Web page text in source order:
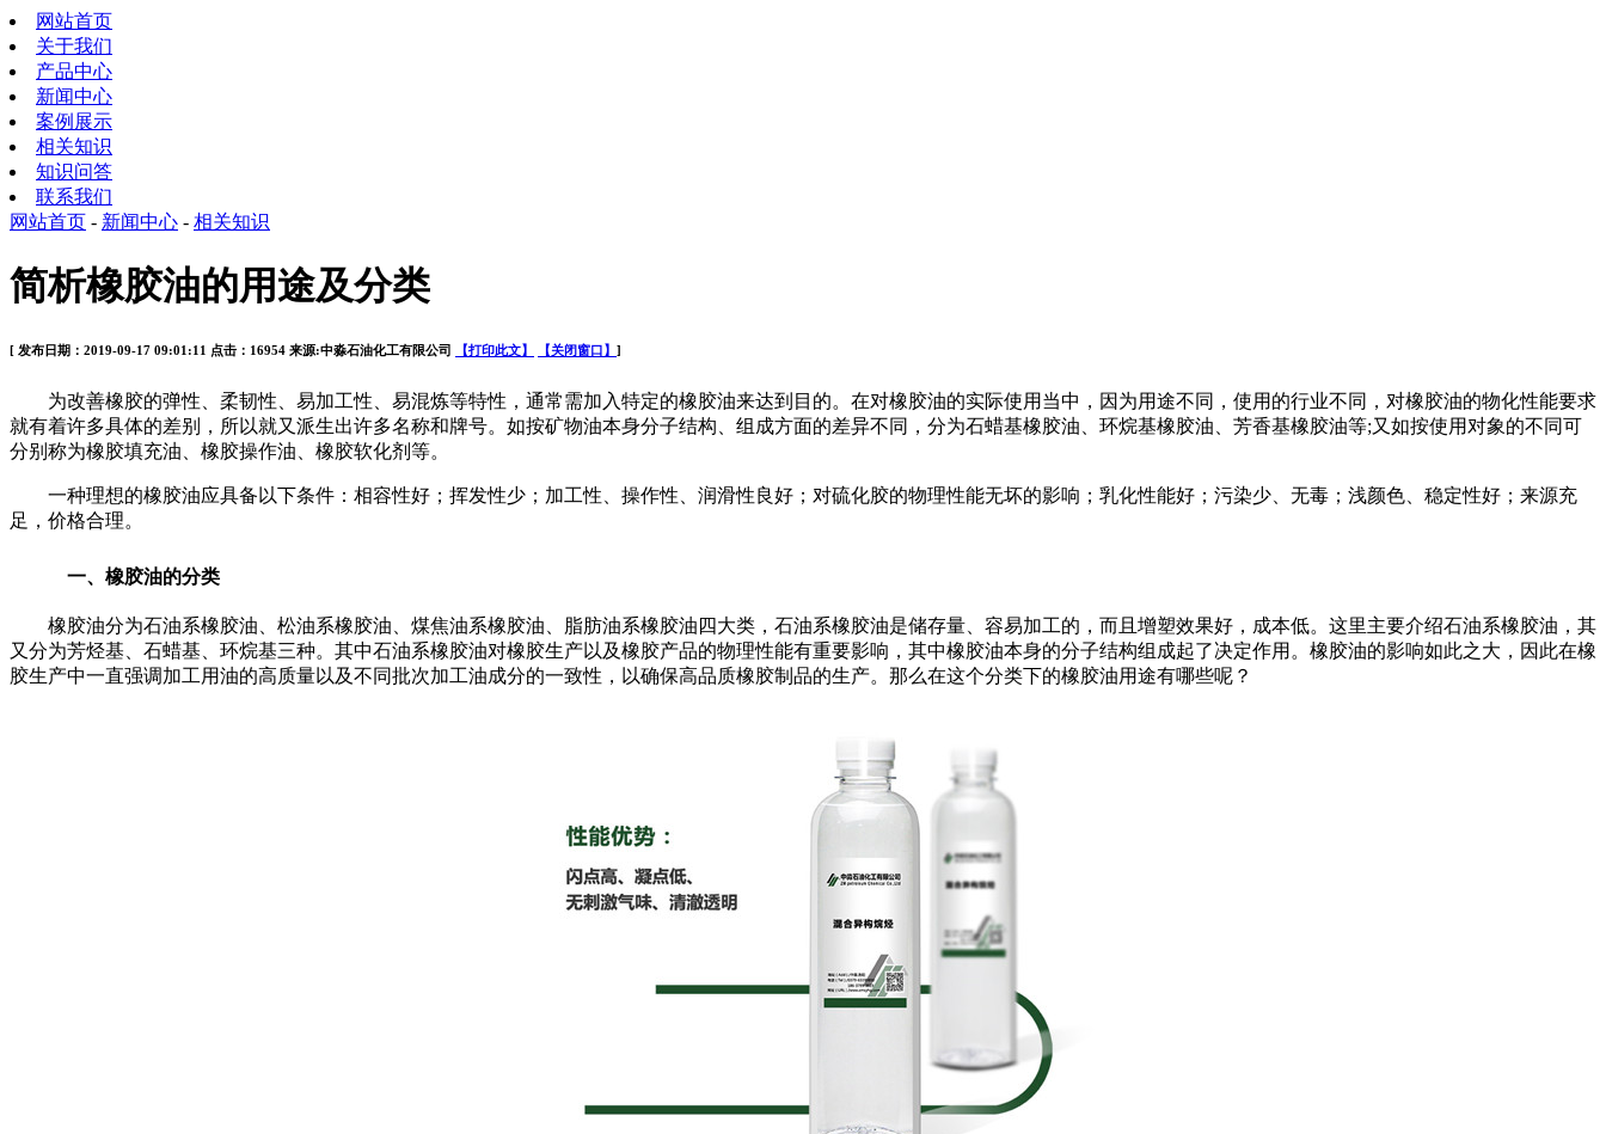
网站首页
关于我们
产品中心
新闻中心
案例展示
相关知识
知识问答
联系我们
网站首页 - 新闻中心 - 相关知识
简析橡胶油的用途及分类
[ 发布日期：2019-09-17 09:01:11 点击：16954 来源:中淼石油化工有限公司 【打印此文】 【关闭窗口】 ]
为改善橡胶的弹性、柔韧性、易加工性、易混炼等特性，通常需加入特定的橡胶油来达到目的。在对橡胶油的实际使用当中，因为用途不同，使用的行业不同，对橡胶油的物化性能要求
就有着许多具体的差别，所以就又派生出许多名称和牌号。如按矿物油本身分子结构、组成方面的差异不同，分为石蜡基橡胶油、环烷基橡胶油、芳香基橡胶油等;又如按使用对象的不同可
分别称为橡胶填充油、橡胶操作油、橡胶软化剂等。
一种理想的橡胶油应具备以下条件：相容性好；挥发性少；加工性、操作性、润滑性良好；对硫化胶的物理性能无坏的影响；乳化性能好；污染少、无毒；浅颜色、稳定性好；来源充
足，价格合理。
一、橡胶油的分类
橡胶油分为石油系橡胶油、松油系橡胶油、煤焦油系橡胶油、脂肪油系橡胶油四大类，石油系橡胶油是储存量、容易加工的，而且增塑效果好，成本低。这里主要介绍石油系橡胶油，其
又分为芳烃基、石蜡基、环烷基三种。其中石油系橡胶油对橡胶生产以及橡胶产品的物理性能有重要影响，其中橡胶油本身的分子结构组成起了决定作用。橡胶油的影响如此之大，因此在橡
胶生产中一直强调加工用油的高质量以及不同批次加工油成分的一致性，以确保高品质橡胶制品的生产。那么在这个分类下的橡胶油用途有哪些呢？